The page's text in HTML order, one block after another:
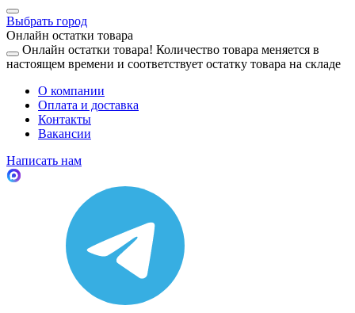
Выбрать город
Онлайн остатки товара
Онлайн остатки товара! Количество товара меняется в
настоящем времени и соответствует остатку товара на складе
О компании
Оплата и доставка
Контакты
Вакансии
Написать нам